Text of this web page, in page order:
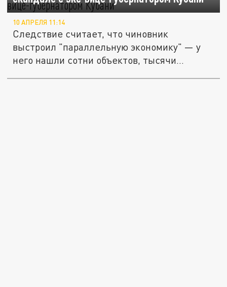
10 АПРЕЛЯ 11:14
Следствие считает, что чиновник
выстроил "параллельную экономику" — у
него нашли сотни объектов, тысячи...